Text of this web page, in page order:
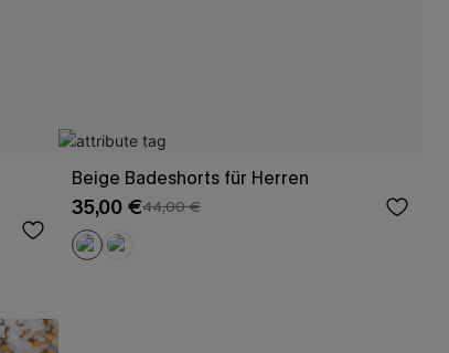
Beige Badeshorts für Herren
35,00 €44,00 €